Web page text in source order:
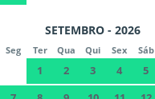
SETEMBRO - 2026
Seg Ter Qua Qui Sex Sáb
1 2 3 4 5